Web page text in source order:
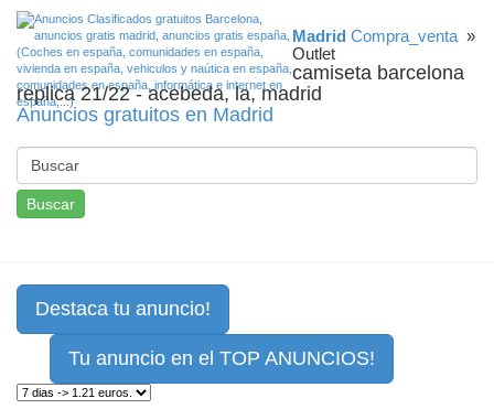
Madrid Compra_venta »
Outlet
camiseta barcelona
replica 21/22 - acebeda, la, madrid
Anuncios gratuitos en Madrid
Buscar
Destaca tu anuncio!
Tu anuncio en el TOP ANUNCIOS!